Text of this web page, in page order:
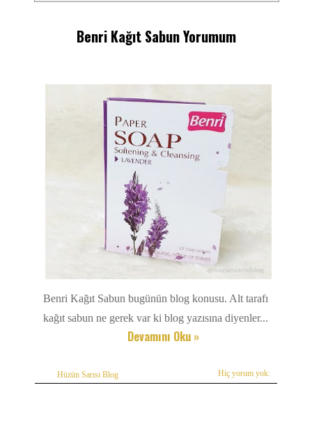
Benri Kağıt Sabun Yorumum
Benri Kağıt Sabun bugünün blog konusu. Alt tarafı
kağıt sabun ne gerek var ki blog yazısına diyenler...
Devamını Oku »
Hüzün Sarısı Blog Hiç yorum yok: